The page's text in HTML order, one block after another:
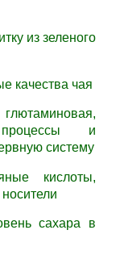
из зеленого
качества чая
и
систему
кислоты,
сахара в